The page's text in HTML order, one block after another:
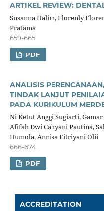
ARTIKEL REVIEW:
Susanna Halim, Florenly
Pratama
659-665
PDF
ANALISIS
TINDAK LANJUT
PADA KURIKULUM
Ni Ketut Anggi Sugiarti,
Afifah Dwi Cahyani Pautina,
Humola, Annisa Fitriyani Olii
666-674
PDF
ACCREDITATION